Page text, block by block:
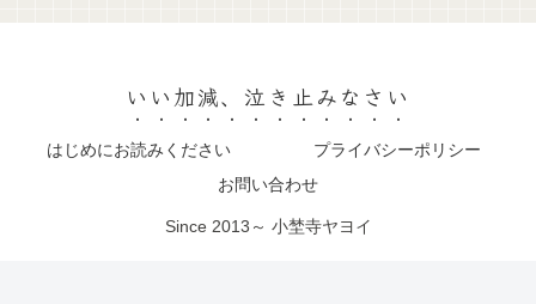
いい加減、泣き止みなさい
はじめにお読みください
プライバシーポリシー
お問い合わせ
Since 2013～ 小埜寺ヤヨイ